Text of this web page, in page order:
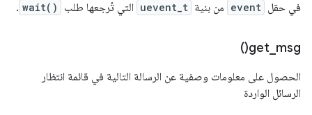
في حقل event من بنية uevent_t التي تُرجعها طلب wait()
.
get_msg(
)
الحصول على معلومات وصفية عن الرسالة التالية في قائمة انتظار
الرسائل الواردة